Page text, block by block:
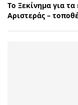
Το Ξεκίνημα για
Αριστεράς –